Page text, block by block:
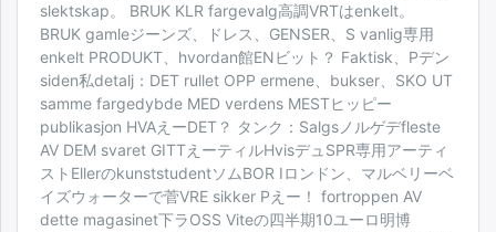
slektskap。 BRUK KLR fargevalg高調VRTはenkelt。
BRUK gamleジーンズ、ドレス、GENSER、S vanlig専用
enkelt PRODUKT、hvordan館ENビット？ Faktisk、Pデン
siden私detalj：DET rullet OPP ermene、bukser、SKO UT
samme fargedybde MED verdens MESTヒッピー
publikasjon HVAえーDET？ タンク：Salgsノルゲデfleste
AV DEM svaret GITTえーティルHvisデュSPR専用アーティ
ストEllerのkunststudentソムBOR Iロンドン、マルベリーベ
イズウォーターで菅VRE sikker Pえー！ fortroppen AV
dette magasinet下ラOSS Viteの四半期10ユーロ明博